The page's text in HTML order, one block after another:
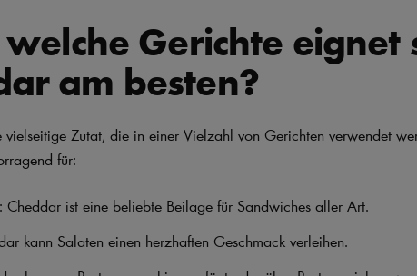
Gerichte eignet
am besten?
vielseitige Zutat, die in einer Vielzahl von Gerichten verwendet
für:
Cheddar ist eine beliebte Beilage für Sandwiches aller Art.
kann Salaten einen herzhaften Geschmack verleihen.